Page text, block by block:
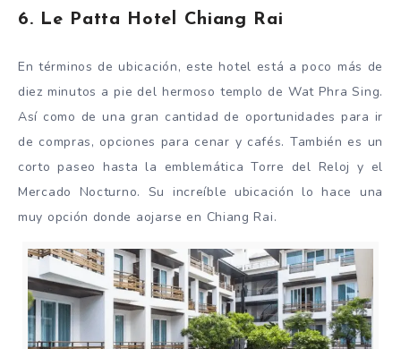
6. Le Patta Hotel Chiang Rai
En términos de ubicación, este hotel está a poco más de
diez minutos a pie del hermoso templo de Wat Phra Sing.
Así como de una gran cantidad de oportunidades para ir
de compras, opciones para cenar y cafés. También es un
corto paseo hasta la emblemática Torre del Reloj y el
Mercado Nocturno. Su increíble ubicación lo hace una
muy opción donde aojarse en Chiang Rai.